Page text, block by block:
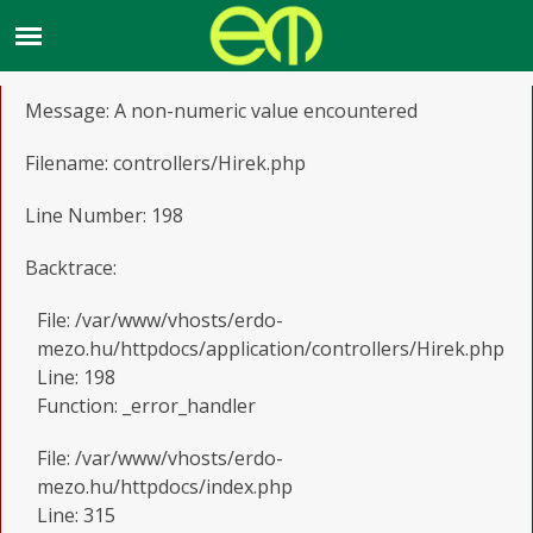
A PHP Error was encountered
Message: A non-numeric value encountered
Filename: controllers/Hirek.php
Line Number: 198
Backtrace:
File: /var/www/vhosts/erdo-
mezo.hu/httpdocs/application/controllers/Hirek.php
Line: 198
Function: _error_handler
File: /var/www/vhosts/erdo-
mezo.hu/httpdocs/index.php
Line: 315